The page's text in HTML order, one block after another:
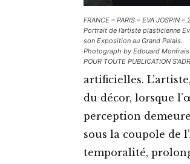
FRANCE – PARIS – EVA JOSPIN –
Portrait de l’artiste plasticienne
son Exposition au Grand Palais.
Photograph by Edouard
POUR TOUTE PUBLICATION
artificielles.
du décor, lorsque
perception
sous la coupole de
temporalité,